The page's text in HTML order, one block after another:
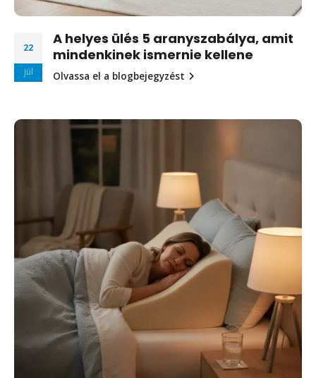
22
júl
A helyes ülés 5 aranyszabálya, amit
mindenkinek ismernie kellene
Olvassa el a blogbejegyzést